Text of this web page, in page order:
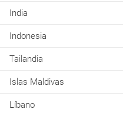
India
Indonesia
Tailandia
Islas Maldivas
Líbano